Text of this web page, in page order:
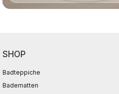
SHOP
Badteppiche
Badematten